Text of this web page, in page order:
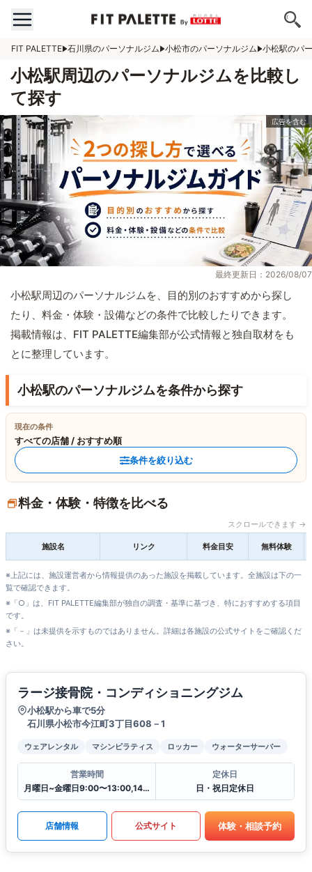
FIT PALETTE 石川県のパーソナルジム 小松市のパーソナルジム 小松駅のパ
小松駅周辺のパーソナルジムを比較し
て探す
最終更新日：2026/08/07
小松駅周辺のパーソナルジムを、目的別のおすすめから探し
たり、料金・体験・設備などの条件で比較したりできます。
掲載情報は、FIT PALETTE編集部が公式情報と独自取材をも
とに整理しています。
小松駅のパーソナルジムを条件から探す
現在の条件
すべての店舗 / おすすめ順
条件を絞り込む
料金・体験・特徴を比べる
スクロールできます →
施設名 リンク 料金目安 無料体験
※上記には、施設運営者から情報提供のあった施設を掲載しています。全施設は下の一
覧で確認できます。
※「○」は、FIT PALETTE編集部が独自の調査・基準に基づき、特におすすめする項目
です。
※「－」は未提供を示すものではありません。詳細は各施設の公式サイトをご確認くだ
さい。
ラージ接骨院・コンディショニングジム
小松駅から車で5分
石川県小松市今江町3丁目608－1
ウェアレンタル マシンピラティス ロッカー ウォーターサーバー
営業時間
月曜日~金曜日9:00〜13:00,14:30〜19:30
定休日
日・祝日定休日
店舗情報 公式サイト 体験・相談予約